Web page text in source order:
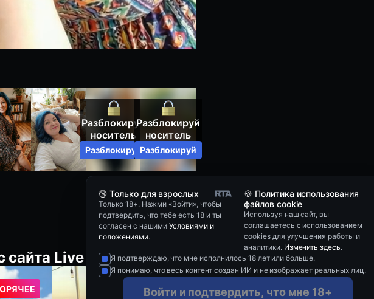
Разблокируй
носитель
Разблокируй
Разблокируй
носитель
Разблокируй
сайта Live Flirt
🔞 Только для взрослых
Только 18+. Нажми «Войти», чтобы
подтвердить, что тебе есть 18 и ты
согласен с нашимиУсловиями и
положениями.
🍪 Политика использования
файлов cookie
Используя наш сайт, вы
соглашаетесь с использованием
cookies для улучшения работы и
аналитики. Изменить здесь.
Я подтверждаю, что мне исполнилось 18 лет или больше.
Я понимаю, что весь контент создан ИИ и не изображает реальных лиц.
Войти и подтвердить, что мне 18+